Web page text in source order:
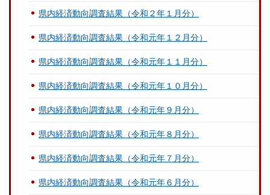
県内経済動向調査結果（令和２年１月分）
県内経済動向調査結果（令和元年１２月分）
県内経済動向調査結果（令和元年１１月分）
県内経済動向調査結果（令和元年１０月分）
県内経済動向調査結果（令和元年９月分）
県内経済動向調査結果（令和元年８月分）
県内経済動向調査結果（令和元年７月分）
県内経済動向調査結果（令和元年６月分）